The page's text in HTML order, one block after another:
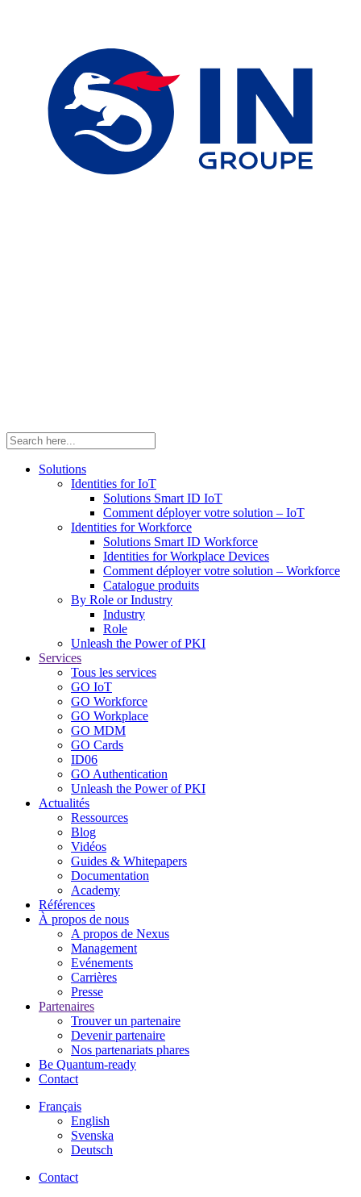
Solutions
Identities for IoT
Solutions Smart ID IoT
Comment déployer votre solution – IoT
Identities for Workforce
Solutions Smart ID Workforce
Identities for Workplace Devices
Comment déployer votre solution – Workforce
Catalogue produits
By Role or Industry
Industry
Role
Unleash the Power of PKI
Services
Tous les services
GO IoT
GO Workforce
GO Workplace
GO MDM
GO Cards
ID06
GO Authentication
Unleash the Power of PKI
Actualités
Ressources
Blog
Vidéos
Guides & Whitepapers
Documentation
Academy
Références
À propos de nous
A propos de Nexus
Management
Evénements
Carrières
Presse
Partenaires
Trouver un partenaire
Devenir partenaire
Nos partenariats phares
Be Quantum-ready
Contact
Français
English
Svenska
Deutsch
Contact